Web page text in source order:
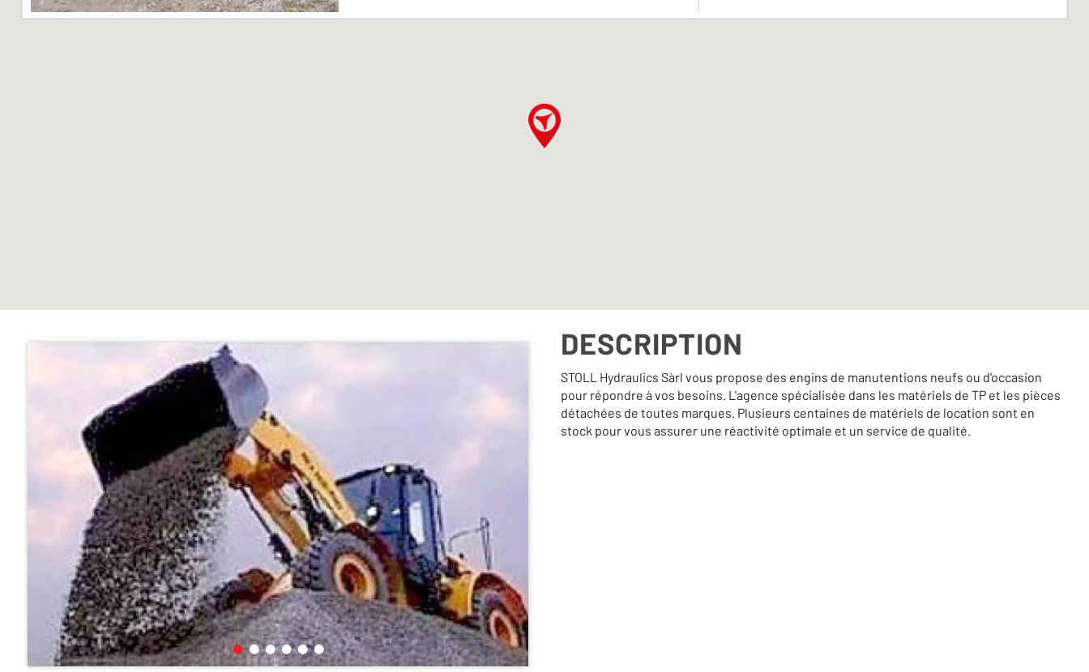
DESCRIPTION
STOLL Hydraulics Sàrl vous propose des engins de manutentions neufs ou d'occasion
pour répondre à vos besoins. L'agence spécialisée dans les matériels de TP et les pièces
détachées de toutes marques. Plusieurs centaines de matériels de location sont en
stock pour vous assurer une réactivité optimale et un service de qualité.